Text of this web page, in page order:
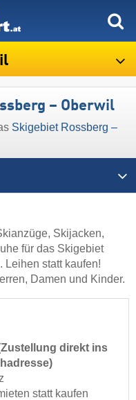
– Oberwil
Skigebiet Rossberg –
Skijacken,
für das Skigebiet
Leihen statt kaufen!
Damen und Kinder.
direkt ins
statt kaufen